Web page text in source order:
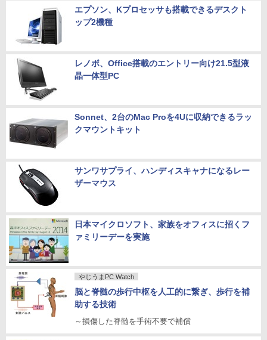
エプソン、Kプロセッサも搭載できるデスクト
ップ2機種
レノボ、Office搭載のエントリー向け21.5型液
晶一体型PC
Sonnet、2台のMac Proを4Uに収納できるラッ
クマウントキット
サンワサプライ、ハンディスキャナになるレー
ザーマウス
日本マイクロソフト、家族をオフィスに招くフ
ァミリーデーを実施
やじうまPC Watch
脳と脊髄の歩行中枢を人工的に繋ぎ、歩行を補
助する技術
～損傷した脊髄を手術不要で補償